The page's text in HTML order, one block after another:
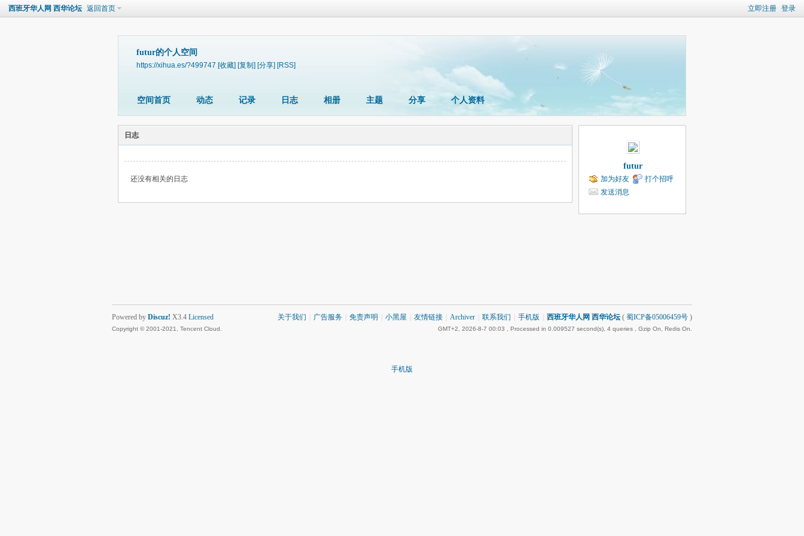
立即注册 登录
西班牙华人网 西华论坛 返回首页
futur的个人空间
https://xihua.es/?499747 [收藏] [复制] [分享] [RSS]
空间首页 动态 记录 日志 相册 主题 分享 个人资料
日志
还没有相关的日志
futur
加为好友
打个招呼
发送消息
关于我们 广告服务 免责声明 小黑屋 友情链接 Archiver 联系我们 手机版 西班牙华人网 西华论坛 ( 蜀ICP备05006459号 )
GMT+2, 2026-8-7 00:03 , Processed in 0.009527 second(s), 4 queries , Gzip On, Redis On.
Powered by Discuz! X3.4 Licensed
Copyright © 2001-2021, Tencent Cloud.
手机版